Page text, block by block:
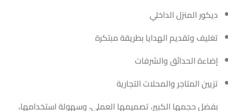
ديكور المنزل الداخلي
تغليف وتقديم الهدايا بطريقة مبتكرة
إضاءة الحدائق والشرفات
تزيين المتاجر والمحلات التجارية
بفضل حجمها الكبير، تصميمها العملي، وسهولة استخدامها،